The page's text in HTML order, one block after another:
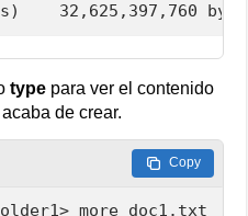
32,625,397,760
type para ver el contenido
de crear.
Copy
more doc1.txt